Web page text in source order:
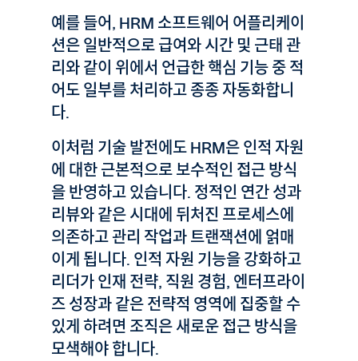
예를 들어, HRM 소프트웨어 어플리케이
션은 일반적으로 급여와 시간 및 근태 관
리와 같이 위에서 언급한 핵심 기능 중 적
어도 일부를 처리하고 종종 자동화합니
다.
이처럼 기술 발전에도 HRM은 인적 자원
에 대한 근본적으로 보수적인 접근 방식
을 반영하고 있습니다. 정적인 연간 성과
리뷰와 같은 시대에 뒤처진 프로세스에
의존하고 관리 작업과 트랜잭션에 얽매
이게 됩니다. 인적 자원 기능을 강화하고
리더가 인재 전략, 직원 경험, 엔터프라이
즈 성장과 같은 전략적 영역에 집중할 수
있게 하려면 조직은 새로운 접근 방식을
모색해야 합니다.